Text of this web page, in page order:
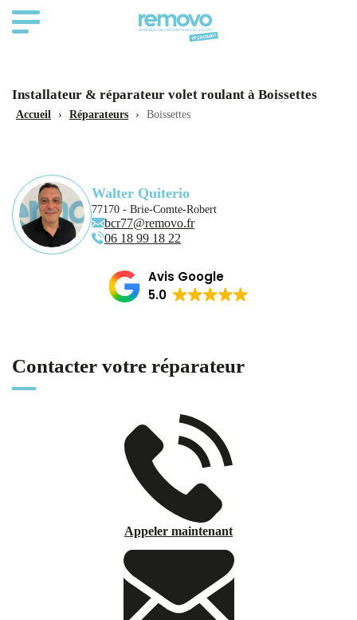
Installateur & réparateur volet roulant à Boissettes
Accueil › Réparateurs › Boissettes
Walter Quiterio
77170 - Brie-Comte-Robert
bcr77@removo.fr
06 18 99 18 22
Avis Google
5.0
Contacter votre réparateur
Appeler maintenant